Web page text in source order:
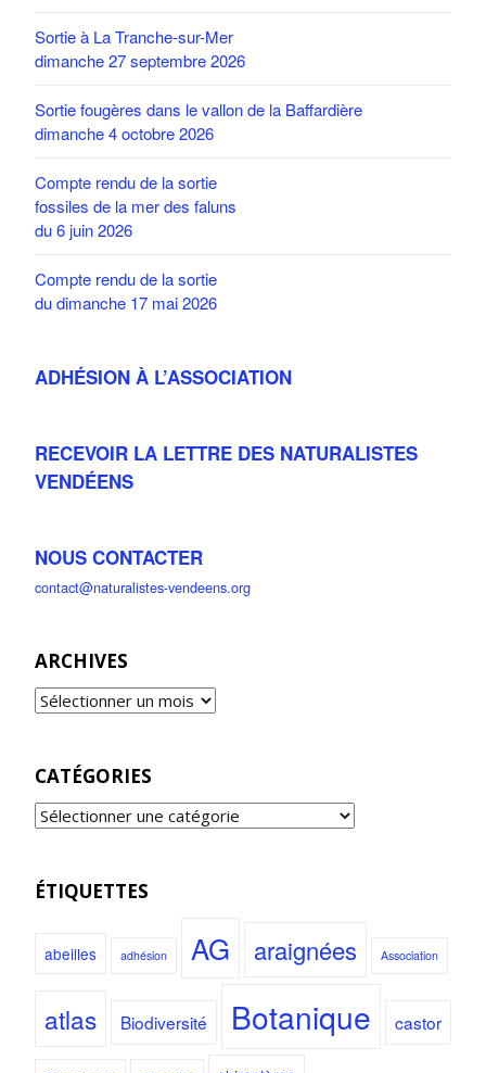
Sortie à La Tranche-sur-Mer
dimanche 27 septembre 2026
Sortie fougères dans le vallon de la Baffardière
dimanche 4 octobre 2026
Compte rendu de la sortie
fossiles de la mer des faluns
du 6 juin 2026
Compte rendu de la sortie
du dimanche 17 mai 2026
ADHÉSION À L’ASSOCIATION
RECEVOIR LA LETTRE DES NATURALISTES
VENDÉENS
NOUS CONTACTER
contact@naturalistes-vendeens.org
ARCHIVES
CATÉGORIES
ÉTIQUETTES
abeilles adhésion AG araignées Association
atlas Biodiversité Botanique castor